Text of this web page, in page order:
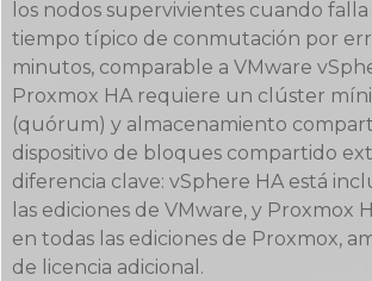
los nodos supervivientes cuando falla
tiempo típico de conmutación por
minutos, comparable a VMware
Proxmox HA requiere un clúster
(quórum) y almacenamiento
dispositivo de bloques compartido
diferencia clave: vSphere HA está
las ediciones de VMware, y Proxmox
en todas las ediciones de Proxmox,
de licencia adicional.